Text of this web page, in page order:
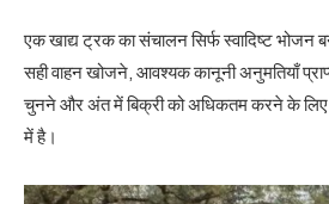
एक खाद्य ट्रक का संचालन सिर्फ स्वादिष्ट भोजन
सही वाहन खोजने, आवश्यक कानूनी अनुमतियाँ
चुनने और अंत में बिक्री को अधिकतम करने के लिए
में है।